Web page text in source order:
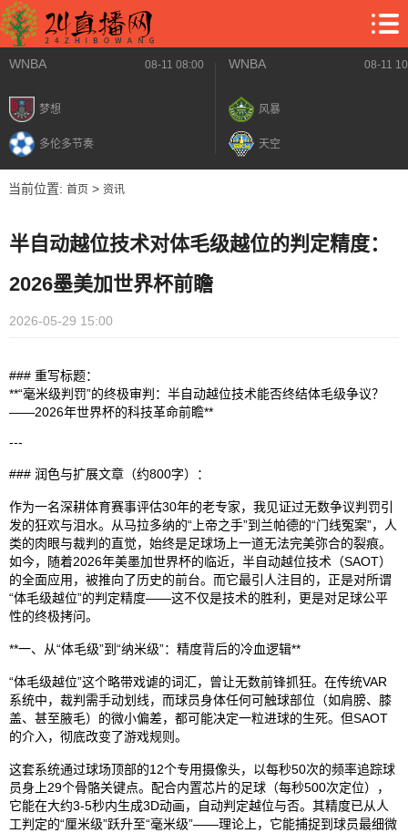
WNBA 08-11 08:00
梦想
多伦多节奏
WNBA 08-11
风暴
天空
当前位置: 首页> 资讯
半自动越位技术对体毛级越位的判定精度：
2026墨美加世界杯前瞻
2026-05-29 15:00
### 重写标题：
**“毫米级判罚”的终极审判：半自动越位技术能否终结体毛级争议？
——2026年世界杯的科技革命前瞻**
---
### 润色与扩展文章（约800字）：
作为一名深耕体育赛事评估30年的老专家，我见证过无数争议判罚引
发的狂欢与泪水。从马拉多纳的“上帝之手”到兰帕德的“门线冤案”，人
类的肉眼与裁判的直觉，始终是足球场上一道无法完美弥合的裂痕。
如今，随着2026年美墨加世界杯的临近，半自动越位技术（SAOT）
的全面应用，被推向了历史的前台。而它最引人注目的，正是对所谓
“体毛级越位”的判定精度——这不仅是技术的胜利，更是对足球公平
性的终极拷问。
**一、从“体毛级”到“纳米级”：精度背后的冷血逻辑**
“体毛级越位”这个略带戏谑的词汇，曾让无数前锋抓狂。在传统VAR
系统中，裁判需手动划线，而球员身体任何可触球部位（如肩膀、膝
盖、甚至腋毛）的微小偏差，都可能决定一粒进球的生死。但SAOT
的介入，彻底改变了游戏规则。
这套系统通过球场顶部的12个专用摄像头，以每秒50次的频率追踪球
员身上29个骨骼关键点。配合内置芯片的足球（每秒500次定位），
它能在大约3-5秒内生成3D动画，自动判定越位与否。其精度已从人
工判定的“厘米级”跃升至“毫米级”——理论上，它能捕捉到球员最细微